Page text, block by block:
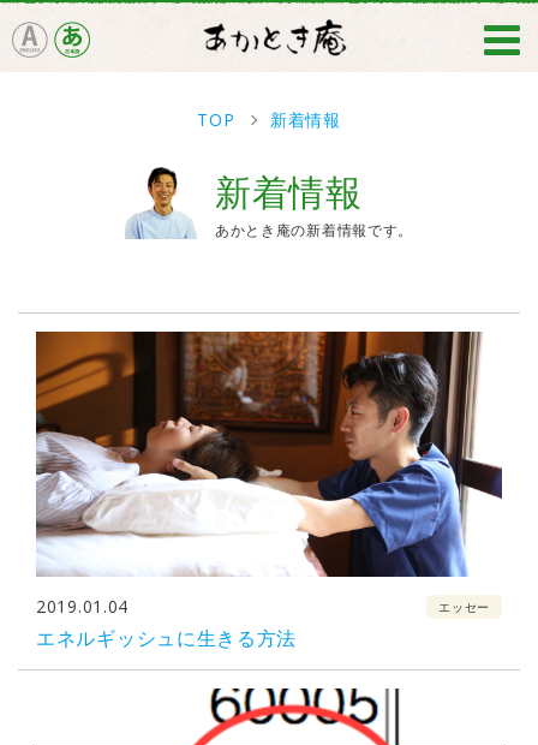
TOP 新着情報
新着情報
あかとき庵の新着情報です。
2019.01.04 エッセー
エネルギッシュに生きる方法